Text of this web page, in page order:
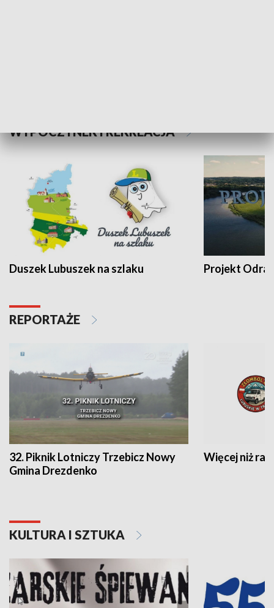
WYPOCZYNEK I REKREACJA
Duszek Lubuszek na szlaku Projekt Odra
REPORTAŻE
32. Piknik Lotniczy Trzebicz Nowy
Gmina Drezdenko
Więcej niż rajd
KULTURA I SZTUKA